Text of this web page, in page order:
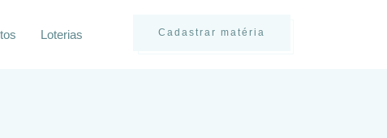
Cadastrar matéria
Loterias